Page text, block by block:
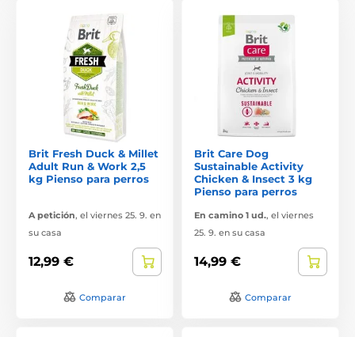
Brit Fresh Duck & Millet
Adult Run & Work 2,5
kg Pienso para perros
A petición, el viernes 25. 9. en
su casa
12,99 €
Comparar
Brit Care Dog
Sustainable Activity
Chicken & Insect 3 kg
Pienso para perros
En camino 1 ud., el viernes
25. 9. en su casa
14,99 €
Comparar